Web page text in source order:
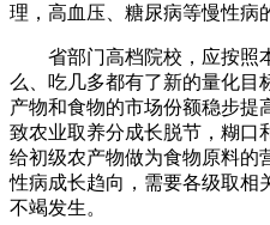
理，高血压、糖尿病等慢性病
省部门高档院校，应按照
么、吃几多都有了新的量化目
产物和食物的市场份额稳步提
致农业取养分成长脱节，糊口
给初级农产物做为食物原料的
性病成长趋向，需要各级取相
不竭发生。